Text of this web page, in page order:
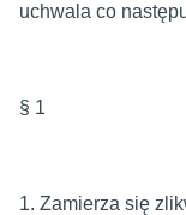
uchwala co
§ 1
1. Zamierza się